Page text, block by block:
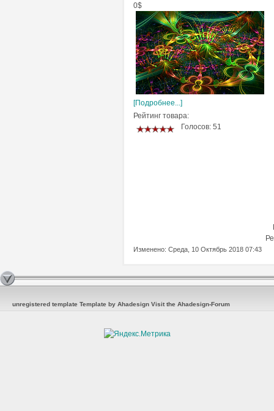
0$
[Подробнее...]
Рейтинг товара:
Голосов: 51
Изменено: Среда, 10 Октябрь 2018 07:43
unregistered template Template by Ahadesign Visit the Ahadesign-Forum